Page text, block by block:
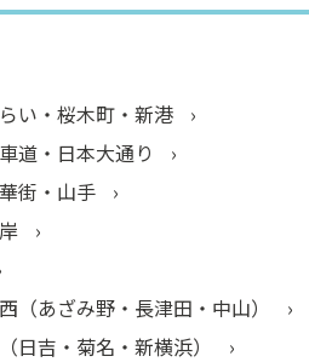
い・桜木町・新港
道・日本大通り
街・山手
（あざみ野・長津田・中山）
日吉・菊名・新横浜）